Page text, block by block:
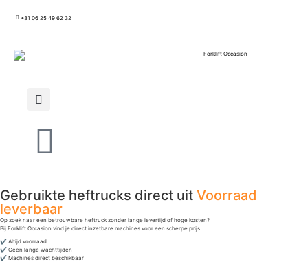
+31 06 25 49 62 32
Gebruikte heftrucks direct uit Voorraad
leverbaar
Op zoek naar een betrouwbare heftruck zonder lange levertijd of hoge kosten?
Bij Forklift Occasion vind je direct inzetbare machines voor een scherpe prijs.
✔ Altijd voorraad
✔ Geen lange wachttijden
✔ Machines direct beschikbaar